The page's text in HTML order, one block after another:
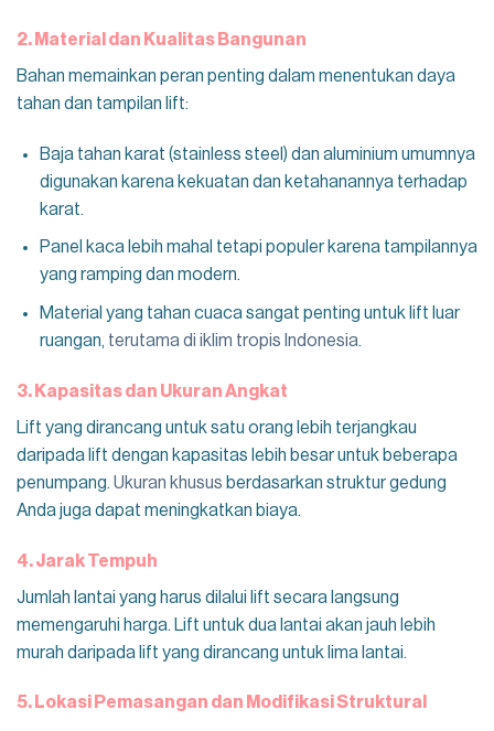
2. Material dan Kualitas Bangunan
Bahan memainkan peran penting dalam menentukan daya
tahan dan tampilan lift:
Baja tahan karat (stainless steel) dan aluminium umumnya
digunakan karena kekuatan dan ketahanannya terhadap
karat.
Panel kaca lebih mahal tetapi populer karena tampilannya
yang ramping dan modern.
Material yang tahan cuaca sangat penting untuk lift luar
ruangan, terutama di iklim tropis Indonesia.
3. Kapasitas dan Ukuran Angkat
Lift yang dirancang untuk satu orang lebih terjangkau
daripada lift dengan kapasitas lebih besar untuk beberapa
penumpang. Ukuran khusus berdasarkan struktur gedung
Anda juga dapat meningkatkan biaya.
4. Jarak Tempuh
Jumlah lantai yang harus dilalui lift secara langsung
memengaruhi harga. Lift untuk dua lantai akan jauh lebih
murah daripada lift yang dirancang untuk lima lantai.
5. Lokasi Pemasangan dan Modifikasi Struktural